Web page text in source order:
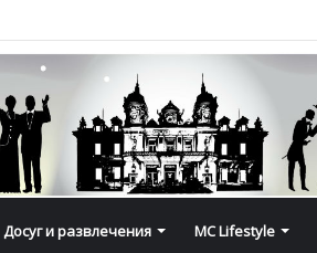
Досуг и развлечения MC Lifestyle